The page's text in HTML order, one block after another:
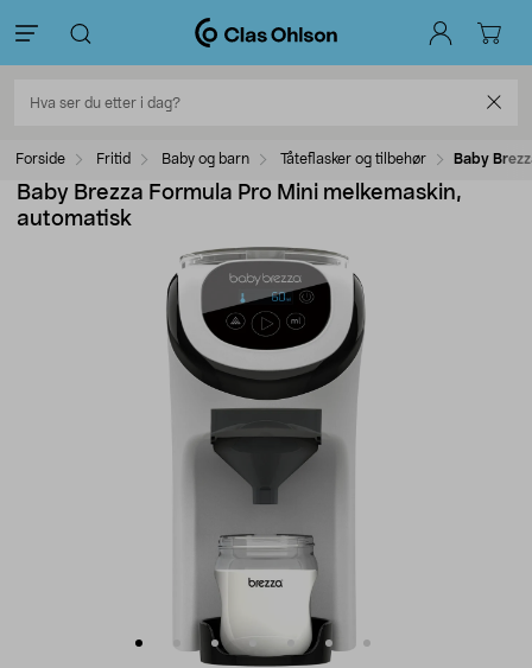
Forside Fritid Baby og barn Tåteflasker og tilbehør Baby
Baby Brezza Formula Pro Mini melkemaskin,
automatisk